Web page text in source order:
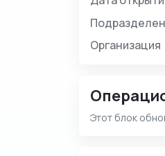
Организация
Этот блок